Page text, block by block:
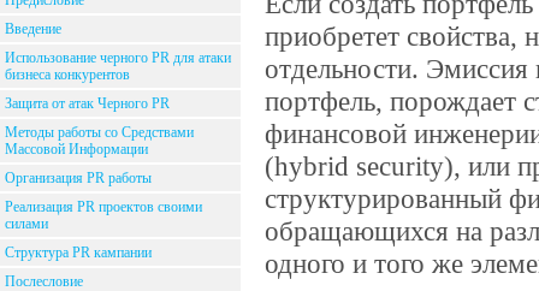
Введение
Использование черного PR для атаки
бизнеса конкурентов
Защита от атак Черного PR
Методы работы со Средствами
Массовой Информации
Организация PR работы
Реализация PR проектов своими
силами
Структура PR кампании
Послесловие
приобретет
отдельности.
портфель, порождает
финансовой
(hybrid security), или
структурированный
обращающихся на
одного и того же